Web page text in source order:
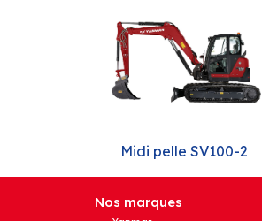
Midi pelle SV100-2
Nos marques